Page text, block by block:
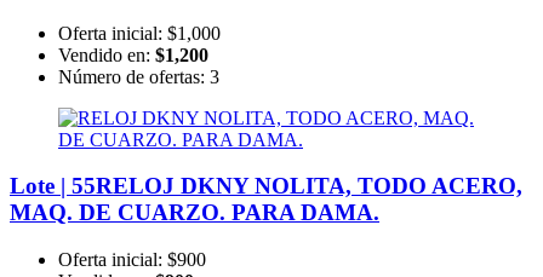
Oferta inicial: $1,000
Vendido en: $1,200
Número de ofertas: 3
Lote | 55RELOJ DKNY NOLITA, TODO ACERO,
MAQ. DE CUARZO. PARA DAMA.
Oferta inicial: $900